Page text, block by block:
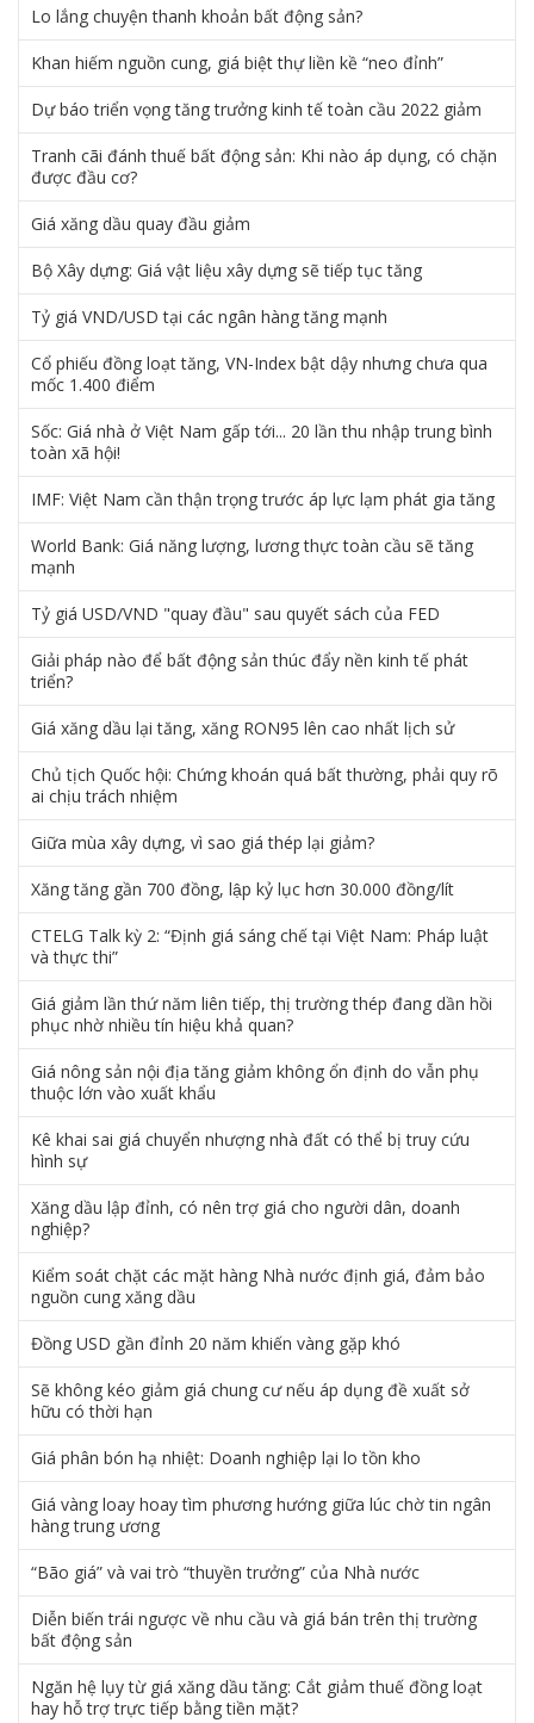
Lo lắng chuyện thanh khoản bất động sản?
Khan hiếm nguồn cung, giá biệt thự liền kề “neo đỉnh”
Dự báo triển vọng tăng trưởng kinh tế toàn cầu 2022 giảm
Tranh cãi đánh thuế bất động sản: Khi nào áp dụng, có chặn
được đầu cơ?
Giá xăng dầu quay đầu giảm
Bộ Xây dựng: Giá vật liệu xây dựng sẽ tiếp tục tăng
Tỷ giá VND/USD tại các ngân hàng tăng mạnh
Cổ phiếu đồng loạt tăng, VN-Index bật dậy nhưng chưa qua
mốc 1.400 điểm
Sốc: Giá nhà ở Việt Nam gấp tới... 20 lần thu nhập trung bình
toàn xã hội!
IMF: Việt Nam cần thận trọng trước áp lực lạm phát gia tăng
World Bank: Giá năng lượng, lương thực toàn cầu sẽ tăng
mạnh
Tỷ giá USD/VND "quay đầu" sau quyết sách của FED
Giải pháp nào để bất động sản thúc đẩy nền kinh tế phát
triển?
Giá xăng dầu lại tăng, xăng RON95 lên cao nhất lịch sử
Chủ tịch Quốc hội: Chứng khoán quá bất thường, phải quy rõ
ai chịu trách nhiệm
Giữa mùa xây dựng, vì sao giá thép lại giảm?
Xăng tăng gần 700 đồng, lập kỷ lục hơn 30.000 đồng/lít
CTELG Talk kỳ 2: “Định giá sáng chế tại Việt Nam: Pháp luật
và thực thi”
Giá giảm lần thứ năm liên tiếp, thị trường thép đang dần hồi
phục nhờ nhiều tín hiệu khả quan?
Giá nông sản nội địa tăng giảm không ổn định do vẫn phụ
thuộc lớn vào xuất khẩu
Kê khai sai giá chuyển nhượng nhà đất có thể bị truy cứu
hình sự
Xăng dầu lập đỉnh, có nên trợ giá cho người dân, doanh
nghiệp?
Kiểm soát chặt các mặt hàng Nhà nước định giá, đảm bảo
nguồn cung xăng dầu
Đồng USD gần đỉnh 20 năm khiến vàng gặp khó
Sẽ không kéo giảm giá chung cư nếu áp dụng đề xuất sở
hữu có thời hạn
Giá phân bón hạ nhiệt: Doanh nghiệp lại lo tồn kho
Giá vàng loay hoay tìm phương hướng giữa lúc chờ tin ngân
hàng trung ương
“Bão giá” và vai trò “thuyền trưởng” của Nhà nước
Diễn biến trái ngược về nhu cầu và giá bán trên thị trường
bất động sản
Ngăn hệ lụy từ giá xăng dầu tăng: Cắt giảm thuế đồng loạt
hay hỗ trợ trực tiếp bằng tiền mặt?